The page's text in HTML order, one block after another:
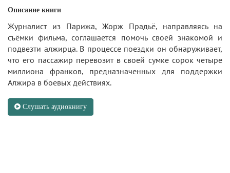
Описание книги
Журналист из Парижа, Жорж Прадьё, направляясь на
съёмки фильма, соглашается помочь своей знакомой и
подвезти алжирца. В процессе поездки он обнаруживает,
что его пассажир перевозит в своей сумке сорок четыре
миллиона франков, предназначенных для поддержки
Алжира в боевых действиях.
Слушать аудиокнигу